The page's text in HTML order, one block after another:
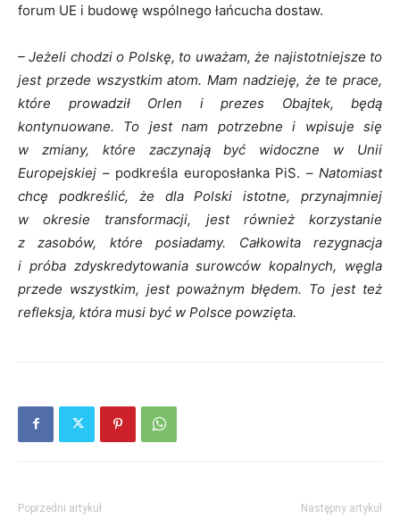
forum UE i budowę wspólnego łańcucha dostaw.
– Jeżeli chodzi o Polskę, to uważam, że najistotniejsze to
jest przede wszystkim atom. Mam nadzieję, że te prace,
które prowadził Orlen i prezes Obajtek, będą
kontynuowane. To jest nam potrzebne i wpisuje się
w zmiany, które zaczynają być widoczne w Unii
Europejskiej – podkreśla europosłanka PiS. – Natomiast
chcę podkreślić, że dla Polski istotne, przynajmniej
w okresie transformacji, jest również korzystanie
z zasobów, które posiadamy. Całkowita rezygnacja
i próba zdyskredytowania surowców kopalnych, węgla
przede wszystkim, jest poważnym błędem. To jest też
refleksja, która musi być w Polsce powzięta.
Poprzedni artykuł Następny artykuł